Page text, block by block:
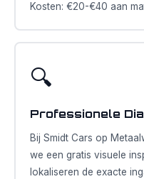
Kosten: €20-€40 aan
🔍
Professionele
Bij Smidt Cars op
we een gratis visuele
lokaliseren de exacte